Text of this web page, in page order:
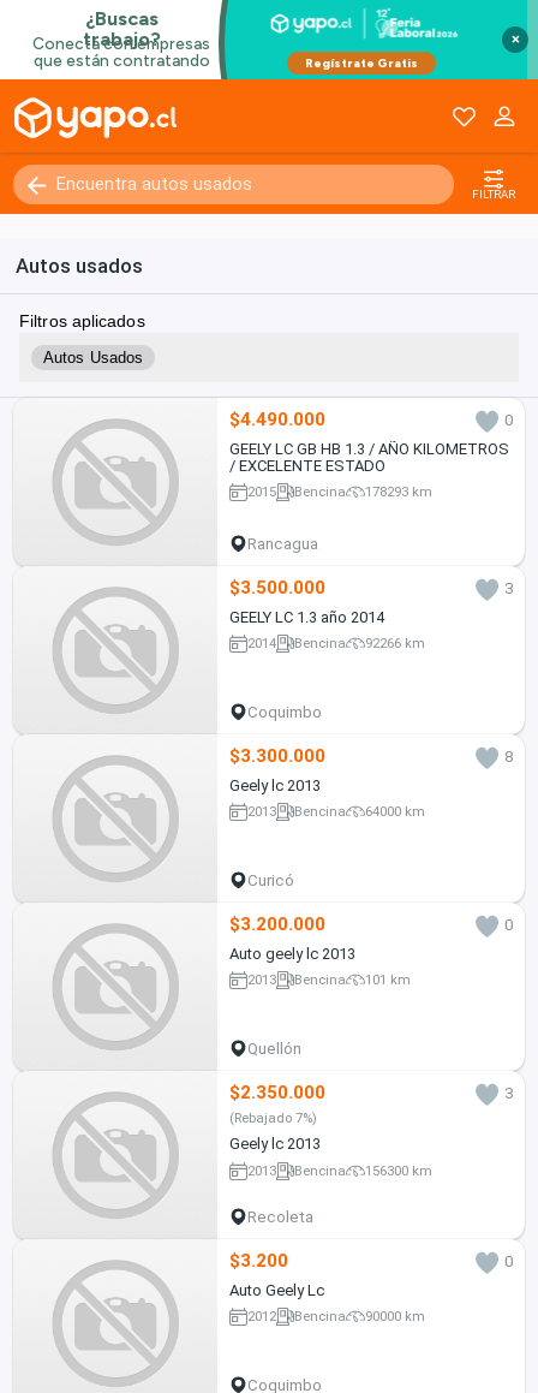
×
FILTRAR
Autos usados
Filtros aplicados
Autos Usados
$4.490.000
0
GEELY LC GB HB 1.3 / AÑO KILOMETROS
/ EXCELENTE ESTADO
2015 Bencina 178293 km
Rancagua
$3.500.000
3
GEELY LC 1.3 año 2014
2014 Bencina 92266 km
Coquimbo
$3.300.000
8
Geely lc 2013
2013 Bencina 64000 km
Curicó
$3.200.000
0
Auto geely lc 2013
2013 Bencina 101 km
Quellón
$2.350.000 3
(Rebajado 7%)
Geely lc 2013
2013 Bencina 156300 km
Recoleta
$3.200
0
Auto Geely Lc
2012 Bencina 90000 km
Coquimbo